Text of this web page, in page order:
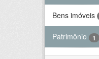
Bens imóveis
Patrimônio 1